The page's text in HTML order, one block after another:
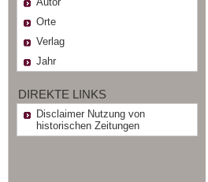
Orte
Verlag
Jahr
DIREKTE LINKS
Disclaimer Nutzung von
historischen Zeitungen